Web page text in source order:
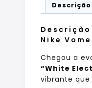
Descrição
Descrição
Nike
Chegou a
“White
vibrante que